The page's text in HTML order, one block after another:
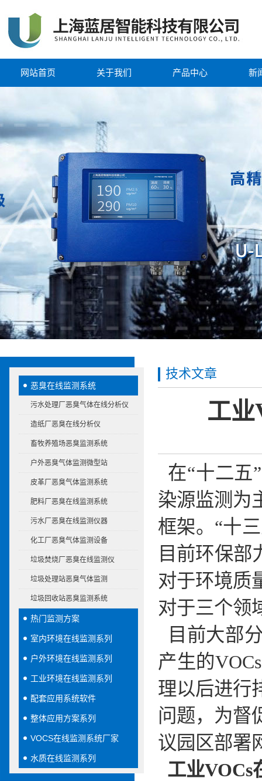
网站首页 关于我们 产品中心 新
恶臭在线监测系统
污水处理厂恶臭气体在线分析仪
造纸厂恶臭在线分析仪
畜牧养殖场恶臭监测系统
户外恶臭气体监测微型站
皮革厂恶臭气体监测系统
肥料厂恶臭在线监测系统
污水厂恶臭在线监测仪器
化工厂恶臭气体监测设备
垃圾焚烧厂恶臭在线监测仪
垃圾处理站恶臭气体监测
垃圾回收站恶臭监测系统
热门监测方案
室内环境在线监测系列
户外环境在线监测系列
工业环境在线监测系列
配套应用系统软件
整体应用方案系列
VOCS在线监测系统厂家
水质在线监测系列
技术文章
工业
在“十二五
染源监测为
框架。“十
目前环保部
对于环境质
对于三个领
目前大部
产生的
理以后进行
问题，为督
议园区部署
工业VOCs